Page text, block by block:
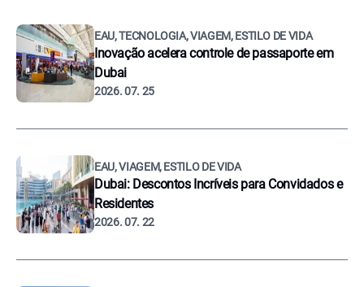
EAU, TECNOLOGIA, VIAGEM, ESTILO DE VIDA
Inovação acelera controle de passaporte em
Dubai
2026. 07. 25
EAU, VIAGEM, ESTILO DE VIDA
Dubai: Descontos Incríveis para Convidados e
Residentes
2026. 07. 22